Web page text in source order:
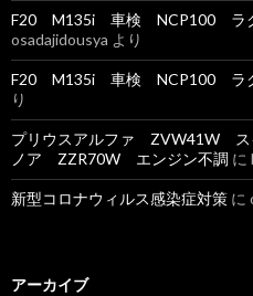
F20 M135i 車検 NCP100 ラ
osadajidousya より
F20 M135i 車検 NCP100 ラ
り
プリウスアルファ ZVW41W
ノア ZZR70W エンジン不調 に
新型コロナウィルス感染症対策 に
アーカイブ